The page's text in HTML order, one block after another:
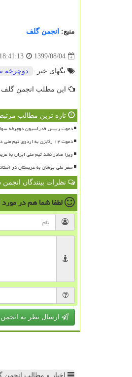
منبع: انجمن گلف
1399/08/04
18:41:13
تگهای خبر: دوچرخه
این مطلب انجمن گلف
تازه ترین مطالب
دعوت رییس فدراسیون دوچرخه
دعوت ۱۲ رکابزن به اردوی تیم ملی دوچرخه سواری کراس کانتری
ویزا صادر نشد تیم ملی ایران به
سفر ملی پوشان به عربستان در
نظرات بینندگان
لطفا شما همدر
ارسال نظر به انجمن
اخبار و مطالب انجمن